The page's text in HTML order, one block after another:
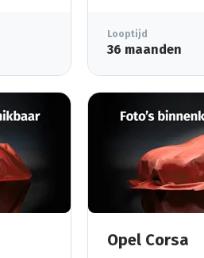
Looptijd
36 maanden
Opel Corsa